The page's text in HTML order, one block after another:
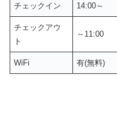
チェックイン 14:00～
チェックアウ
ト
～11:00
WiFi 有(無料)